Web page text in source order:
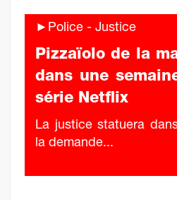
►Police - Justice
Pizzaïolo de la
dans une
série Netflix
La justice statuera
la demande...